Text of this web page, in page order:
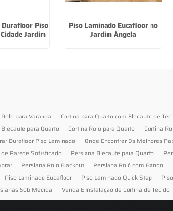
Durafloor Piso
Jardim
Piso Laminado Eucafloor no
Jardim Ângela
para Varanda
Cortina para Quarto com Blecaute de
Blecaute para Quarto Cortina Rolo para Quarto
Cortina
Durafloor Piso Laminado
Onde Encontrar Os Melhores
de Parede Sofisticado Persiana Blecaute para Quarto
Persiana Rolo Blackout Persiana Rolô com Bando
Piso Laminado Eucafloor Piso Laminado Quick Step
Sob Medida Venda E Instalação de Cortina de Tecido